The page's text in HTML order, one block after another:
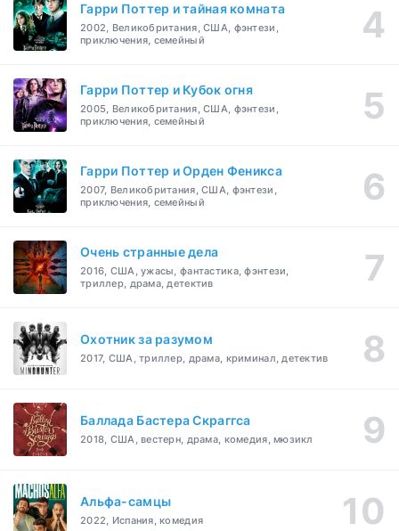
Гарри Поттер и тайная комната
2002, Великобритания, США, фэнтези,
приключения, семейный
Гарри Поттер и Кубок огня
2005, Великобритания, США, фэнтези,
приключения, семейный
Гарри Поттер и Орден Феникса
2007, Великобритания, США, фэнтези,
приключения, семейный
Очень странные дела
2016, США, ужасы, фантастика, фэнтези,
триллер, драма, детектив
Охотник за разумом
2017, США, триллер, драма, криминал, детектив
Баллада Бастера Скраггса
2018, США, вестерн, драма, комедия, мюзикл
Альфа-самцы
2022, Испания, комедия